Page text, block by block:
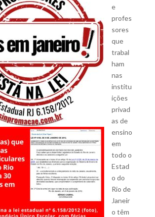
e
profes
sores
que
trabal
ham
nas
institu
ições
privad
as de
ensino
em
todo o
Estad
o do
Rio de
Janeir
o têm